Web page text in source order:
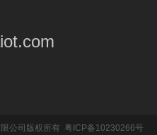
公司版权所有 粤ICP备10230266号